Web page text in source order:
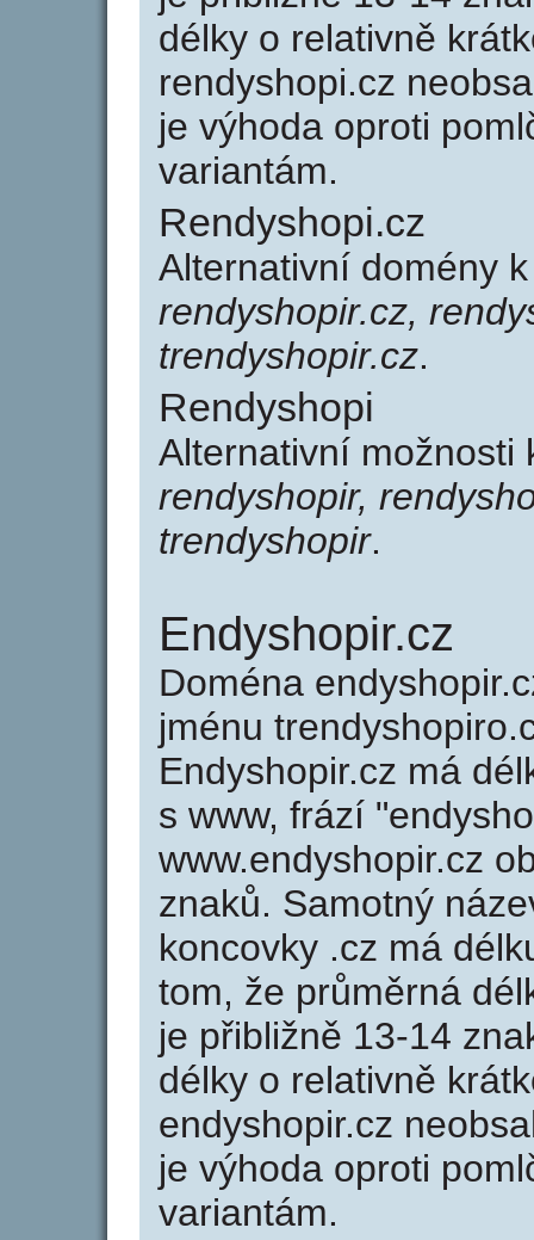
délky o relativně
rendyshopi.cz
je výhoda oproti
variantám.
Rendyshopi.cz
Alternativní domény
rendyshopir.cz,
trendyshopir.cz.
Rendyshopi
Alternativní možnosti
rendyshopir,
trendyshopir.
Endyshopir.cz
Doména
jménu
Endyshopir.cz má
s www, frází
www.endyshopir.cz
znaků. Samotný
koncovky .cz má
tom, že průměrná
je přibližně 13-14
délky o relativně
endyshopir.cz
je výhoda oproti
variantám.